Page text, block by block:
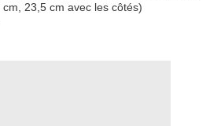
23,5 cm avec les côtés)